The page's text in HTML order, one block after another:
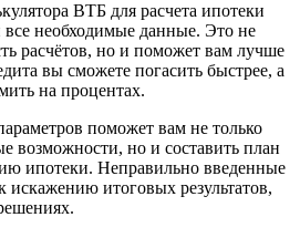
ВТБ для расчета ипотеки
необходимые данные. Это не
расчётов, но и поможет вам лучше
вы сможете погасить быстрее, а
на процентах.
поможет вам не только
возможности, но и составить план
ипотеки. Неправильно введенные
искажению итоговых результатов,